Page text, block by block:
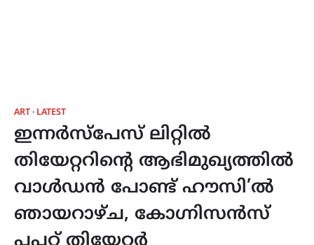
ART LATEST
ഇന്നർസ്പേസ് ലിറ്റിൽ
തിയേറ്ററിന്‍റെ ആഭിമുഖ്യത്തിൽ
വാൾഡൻ പോണ്ട് ഹൗസി’ൽ
ഞായറാഴ്ച, കോഗ്നിസൻസ്